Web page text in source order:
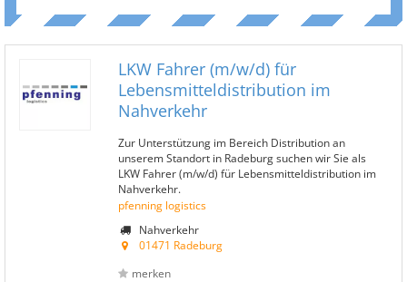
LKW Fahrer (m/w/d) für
Lebensmitteldistribution im
Nahverkehr
Zur Unterstützung im Bereich Distribution an
unserem Standort in Radeburg suchen wir Sie als
LKW Fahrer (m/w/d) für Lebensmitteldistribution im
Nahverkehr.
pfenning logistics
Nahverkehr
01471 Radeburg
merken